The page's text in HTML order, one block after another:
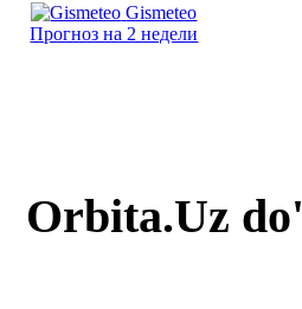
Gismeteo
Прогноз на 2 недели
Orbita.Uz